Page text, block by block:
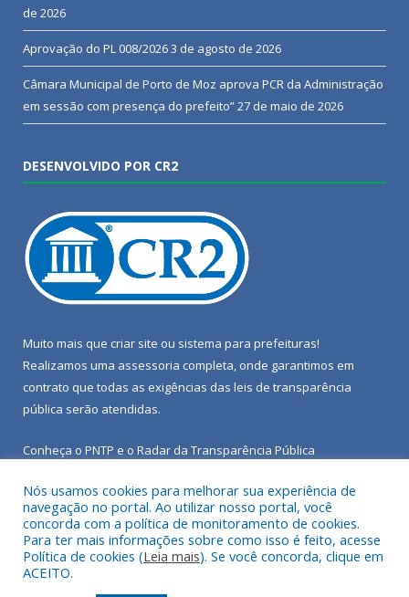
de 2026
Aprovação do PL 008/20263 de agosto de 2026
Câmara Municipal de Porto de Moz aprova PCR da Administração
em sessão com presença do prefeito”27 de maio de 2026
DESENVOLVIDO POR CR2
Muito mais que criar site ou sistema para prefeituras!
Realizamos uma assessoria completa, onde garantimos em
contrato que todas as exigências das leis de transparência
pública serão atendidas.
Conheça o PNTP e o Radar da Transparência Pública
Todos os direitos reservados a Câmara Municipal de Porto de
Moz.
Nós usamos cookies para melhorar sua experiência de
navegação no portal. Ao utilizar nosso portal, você
concorda com a política de monitoramento de cookies.
Para ter mais informações sobre como isso é feito, acesse
Política de cookies (Leia mais). Se você concorda, clique em
ACEITO.